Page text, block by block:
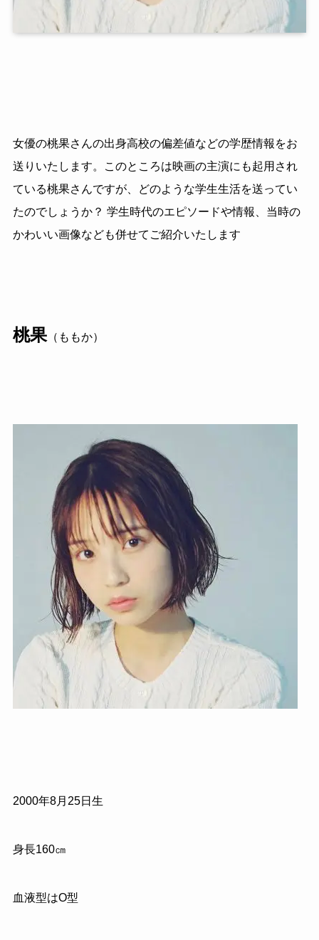
女優の桃果さんの出身高校の偏差値などの学歴情報をお
送りいたします。このところは映画の主演にも起用され
ている桃果さんですが、どのような学生生活を送ってい
たのでしょうか？ 学生時代のエピソードや情報、当時の
かわいい画像なども併せてご紹介いたします
桃果（ももか）
2000年8月25日生
身長160㎝
血液型はO型